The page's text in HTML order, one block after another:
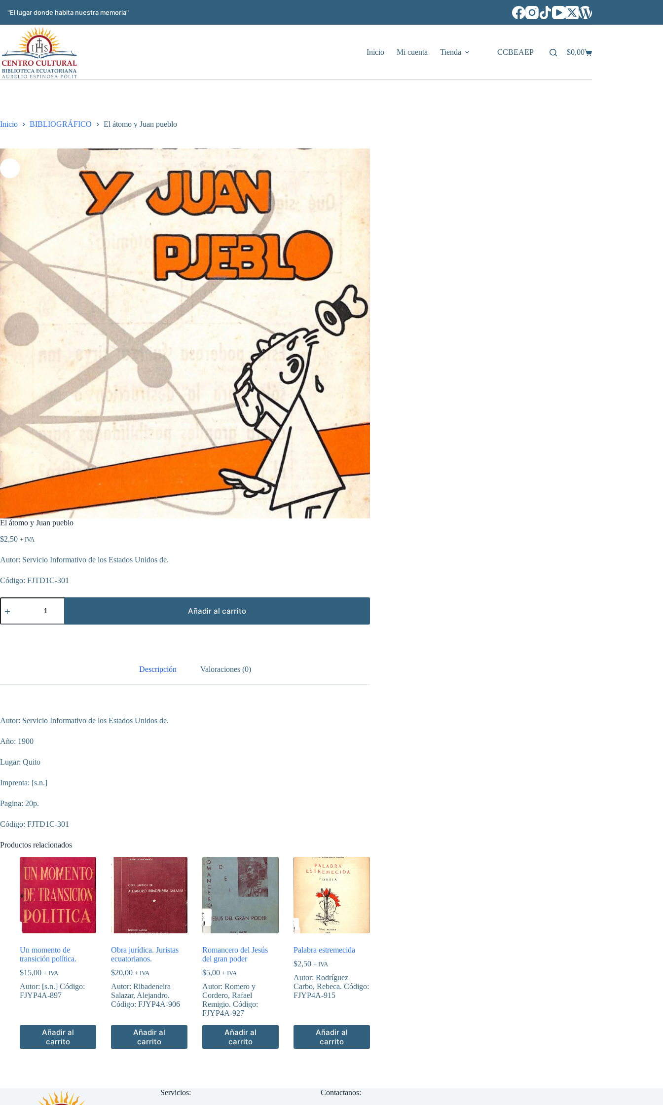
"El lugar donde habita nuestra memoria"
Inicio Mi cuenta Tienda CCBEAEP
Carro
$0,00
Inicio BIBLIOGRÁFICO El átomo y Juan pueblo
El átomo y Juan pueblo
$2,50 + IVA
Autor: Servicio Informativo de los Estados Unidos de.
Código: FJTD1C-301
El
átomo
Juan
Añadir al carrito
Descripción Valoraciones (0)
Autor: Servicio Informativo de los Estados Unidos de.
Año: 1900
Lugar: Quito
Imprenta: [s.n.]
Pagina: 20p.
Código: FJTD1C-301
Productos relacionados
Un momento de
transición política.
$15,00 + IVA
Autor: [s.n.] Código:
FJYP4A-897
Añadir al
carrito
Obra jurídica. Juristas
ecuatorianos.
$20,00 + IVA
Autor: Ribadeneira
Salazar, Alejandro.
Código: FJYP4A-906
Añadir al
carrito
Romancero del Jesús
del gran poder
$5,00 + IVA
Autor: Romero y
Cordero, Rafael
Remigio. Código:
FJYP4A-927
Añadir al
carrito
Palabra estremecida
$2,50 + IVA
Autor: Rodríguez
Carbo, Rebeca. Código:
FJYP4A-915
Añadir al
carrito
Servicios: Contactanos: